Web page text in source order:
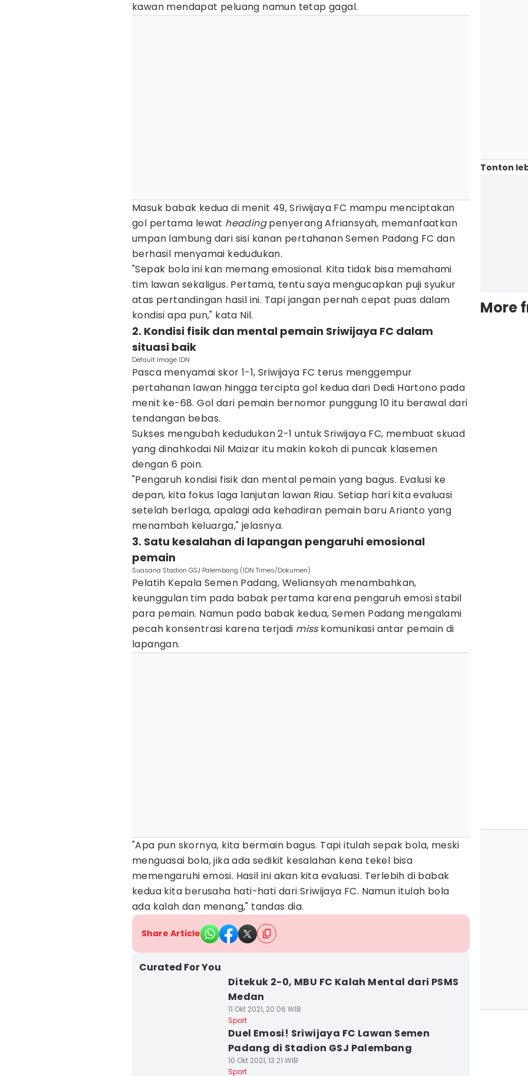
kawan mendapat peluang namun tetap gagal.
Masuk babak kedua di menit 49, Sriwijaya FC mampu menciptakan
gol pertama lewat headingpenyerang Afriansyah, memanfaatkan
umpan lambung dari sisi kanan pertahanan Semen Padang FC dan
berhasil menyamai kedudukan.
"Sepak bola ini kan memang emosional. Kita tidak bisa memahami
tim lawan sekaligus. Pertama, tentu saya mengucapkan puji syukur
atas pertandingan hasil ini. Tapi jangan pernah cepat puas dalam
kondisi apa pun," kata Nil.
2. Kondisi fisik dan mental pemain Sriwijaya FC dalam
situasi baik
Default Image IDN
Pasca menyamai skor 1-1, Sriwijaya FC terus menggempur
pertahanan lawan hingga tercipta gol kedua dari Dedi Hartono pada
menit ke-68. Gol dari pemain bernomor punggung 10 itu berawal dari
tendangan bebas.
Sukses mengubah kedudukan 2-1 untuk Sriwijaya FC, membuat skuad
yang dinahkodai Nil Maizar itu makin kokoh di puncak klasemen
dengan 6 poin.
"Pengaruh kondisi fisik dan mental pemain yang bagus. Evalusi ke
depan, kita fokus laga lanjutan lawan Riau. Setiap hari kita evaluasi
setelah berlaga, apalagi ada kehadiran pemain baru Arianto yang
menambah keluarga," jelasnya.
3. Satu kesalahan di lapangan pengaruhi emosional
pemain
Suasana Stadion GSJ Palembang (IDN Times/Dokumen)
Pelatih Kepala Semen Padang, Weliansyah menambahkan,
keunggulan tim pada babak pertama karena pengaruh emosi stabil
para pemain. Namun pada babak kedua, Semen Padang mengalami
pecah konsentrasi karena terjadi miss komunikasi antar pemain di
lapangan.
"Apa pun skornya, kita bermain bagus. Tapi itulah sepak bola, meski
menguasai bola, jika ada sedikit kesalahan kena tekel bisa
memengaruhi emosi. Hasil ini akan kita evaluasi. Terlebih di babak
kedua kita berusaha hati-hati dari Sriwijaya FC. Namun itulah bola
ada kalah dan menang," tandas dia.
Share Article
Curated For You
Ditekuk 2-0, MBU FC Kalah Mental dari PSMS
Medan
11 Okt 2021, 20:06 WIB
Sport
Duel Emosi! Sriwijaya FC Lawan Semen
Padang di Stadion GSJ Palembang
10 Okt 2021, 13:21 WIB
Sport
Tonton
More